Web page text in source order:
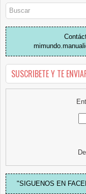
SUSCRIBETE Y TE
"SIGUENOS EN